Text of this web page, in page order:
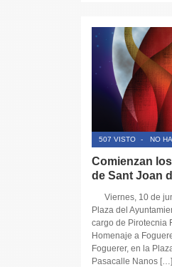
507 VISTO - NO
Comienzan
de Sant Joan
Viernes, 10 de
Plaza del
cargo de Pirotecnia
Homenaje a
Foguerer, en la
Pasacalle Nanos […]